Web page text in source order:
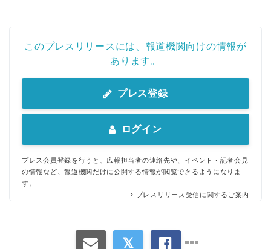
このプレスリリースには、報道機関向けの情報が
あります。
プレス登録
ログイン
プレス会員登録を行うと、広報担当者の連絡先や、イベント・記者会見
の情報など、報道機関だけに公開する情報が閲覧できるようになりま
す。
プレスリリース受信に関するご案内